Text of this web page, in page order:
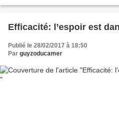
Efficacité: l’espoir est
Publié le 28/02/2017 à 18:50
Par guyzoducamer